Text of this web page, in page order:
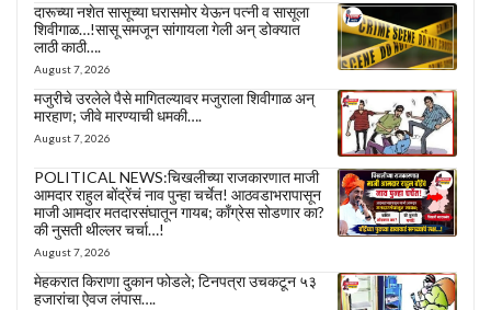
दारूच्या नशेत सासूच्या घरासमोर येऊन पत्नी व सासूला
शिवीगाळ…!सासू समजून सांगायला गेली अन् डोक्यात
लाठी काठी….
August 7, 2026
मजुरीचे उरलेले पैसे मागितल्यावर मजुराला शिवीगाळ अन्
मारहाण; जीवे मारण्याची धमकी….
August 7, 2026
POLITICAL NEWS:चिखलीच्या राजकारणात माजी
आमदार राहुल बोंद्रेंचं नाव पुन्हा चर्चेत! आठवडाभरापासून
माजी आमदार मतदारसंघातून गायब; काँग्रेस सोडणार का?
की नुसती थील्लर चर्चा…!
August 7, 2026
मेहकरात किराणा दुकान फोडले; टिनपत्रा उचकटून ५३
हजारांचा ऐवज लंपास….